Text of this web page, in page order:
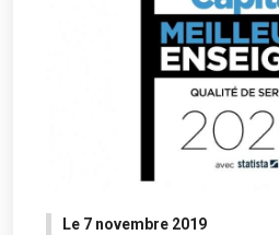
Le 7 novembre 2019